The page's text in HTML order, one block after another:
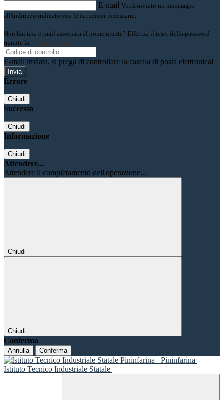
E-mail Verrà inviato un messaggio
all'indirizzo indicato con le istruzioni necessarie.
Non hai una e-mail associata al nome utente? Effettua il reset della password
tramite la
Login Spaggiari
E-mail inviata, si prega di controllare la casella di posta elettronica!
Errore
Chiudi
Successo
Chiudi
Informazione
Chiudi
Attendere...
Attendere il completamento dell'operazione...
Chiudi
Chiudi
Conferma
Annulla Conferma
Pininfarina
Istituto Tecnico Industriale Statale